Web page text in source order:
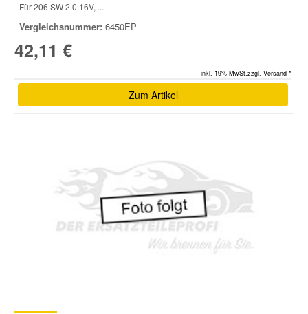
Für 206 SW 2.0 16V, ...
Vergleichsnummer: 6450EP
42,11 €
inkl. 19% MwSt.zzgl. Versand *
Zum Artikel